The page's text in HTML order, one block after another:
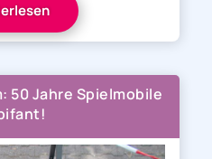
50 Jahre Spielmobile